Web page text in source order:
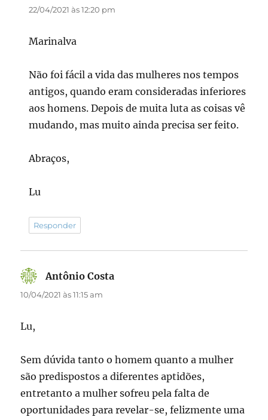
22/04/2021 às 12:20 pm
Marinalva
Não foi fácil a vida das mulheres nos tempos
antigos, quando eram consideradas inferiores
aos homens. Depois de muita luta as coisas vê
mudando, mas muito ainda precisa ser feito.
Abraços,
Lu
Responder
Antônio Costa
10/04/2021 às 11:15 am
Lu,
Sem dúvida tanto o homem quanto a mulher
são predispostos a diferentes aptidões,
entretanto a mulher sofreu pela falta de
oportunidades para revelar-se, felizmente uma